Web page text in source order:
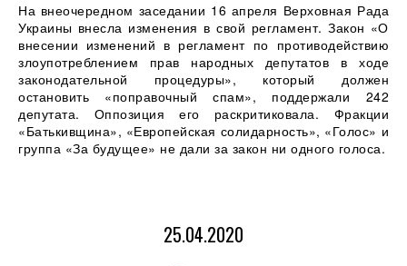
На внеочередном заседании 16 апреля Верховная Рада
Украины внесла изменения в свой регламент. Закон «О
внесении изменений в регламент по противодействию
злоупотреблением прав народных депутатов в ходе
законодательной процедуры», который должен
остановить «поправочный спам», поддержали 242
депутата. Оппозиция его раскритиковала. Фракции
«Батькивщина», «Европейская солидарность», «Голос» и
группа «За будущее» не дали за закон ни одного голоса.
25.04.2020